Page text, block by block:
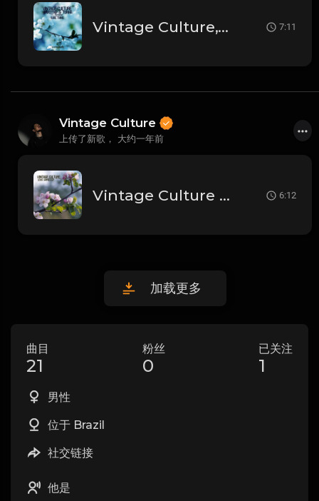
Vintage Culture,Torha & Earstrip,Ashibah - Sure Thing (Original Mix) 7:11
Vintage Culture
上传了新歌， 大约一年前
Vintage Culture - You Can't Hide (Original Mix) 6:12
加载更多
曲目
21
粉丝
0
已关注
1
男性
位于 Brazil
社交链接
他是